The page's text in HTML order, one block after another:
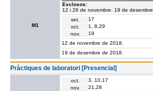
M1
Exclosos:
12 i 26 de novembre. 19 de desembre.
set.
17
oct.
1, 8,29
nov.
19
12 de novembre de 2018.
19 de desembre de 2018.
Pràctiques de laboratori [Presencial]
oct.
3, 10,17
nov.
21,28